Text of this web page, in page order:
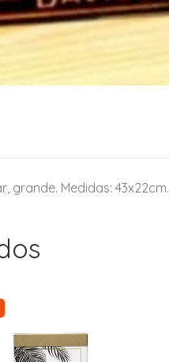
grande. Medidas: 43x22cm.